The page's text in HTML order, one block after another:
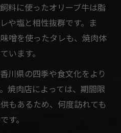
料に使ったオリーブ牛は脂
や塩と相性抜群です。ま
噌を使ったタレも、焼肉体
います。
川県の四季や食文化をより
焼肉店によっては、期間限
もあるため、何度訪れても
す。